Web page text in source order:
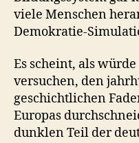
viele Menschen
Demokratie-
Es scheint, als
versuchen, den
geschichtlichen
Europas
dunklen Teil der